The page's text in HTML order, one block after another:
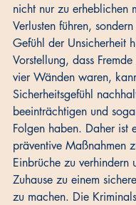
nicht nur zu erheblichen
Verlusten führen,
Gefühl der Unsicherheit
Vorstellung, dass
vier Wänden waren,
Sicherheitsgefühl
beeinträchtigen und
Folgen haben. Daher ist
präventive Maßnahmen
Einbrüche zu verhindern
Zuhause zu einem
zu machen. Die